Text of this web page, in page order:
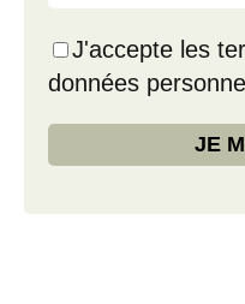
J'accepte les
données